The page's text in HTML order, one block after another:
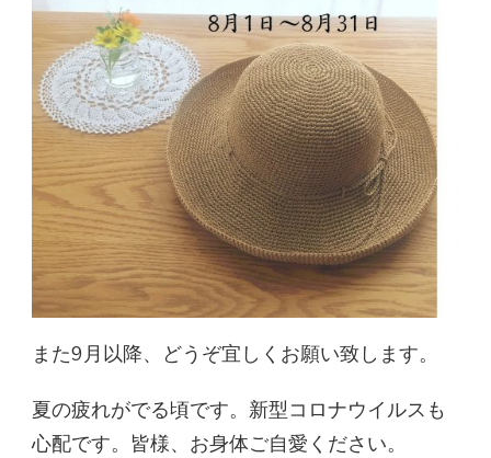
また9月以降、どうぞ宜しくお願い致します。
夏の疲れがでる頃です。新型コロナウイルスも
心配です。皆様、お身体ご自愛ください。